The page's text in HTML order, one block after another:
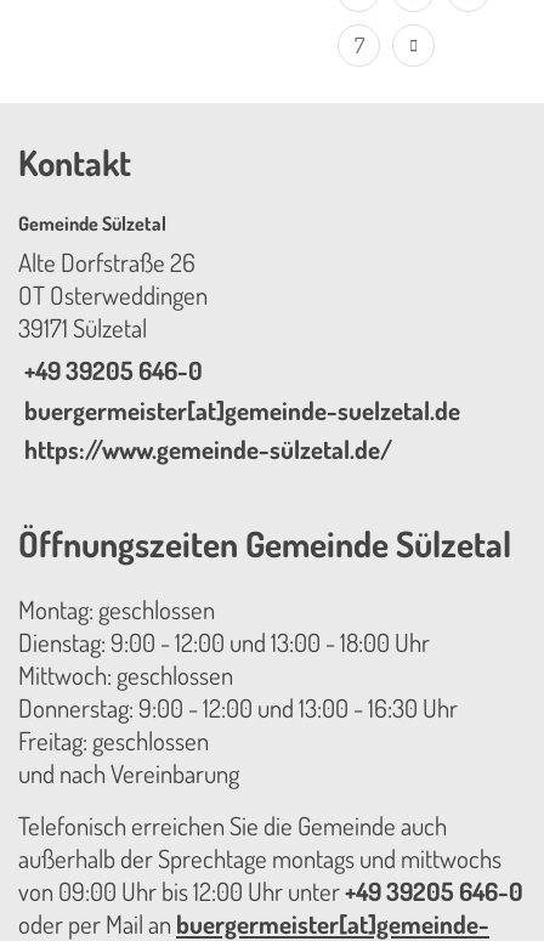
7
Kontakt
Gemeinde Sülzetal
Alte Dorfstraße 26
OT Osterweddingen
39171 Sülzetal
+49 39205 646-0
buergermeister[at]gemeinde-suelzetal.de
https://www.gemeinde-sülzetal.de/
Öffnungszeiten Gemeinde Sülzetal
Montag: geschlossen
Dienstag: 9:00 - 12:00 und 13:00 - 18:00 Uhr
Mittwoch: geschlossen
Donnerstag: 9:00 - 12:00 und 13:00 - 16:30 Uhr
Freitag: geschlossen
und nach Vereinbarung
Telefonisch erreichen Sie die Gemeinde auch
außerhalb der Sprechtage montags und mittwochs
von 09:00 Uhr bis 12:00 Uhr unter+49 39205 646-0
oder per Mail an buergermeister[at]gemeinde-